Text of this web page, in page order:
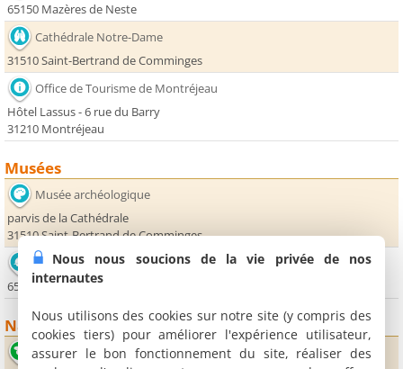
65150 Mazères de Neste
Cathédrale Notre-Dame
31510 Saint-Bertrand de Comminges
Office de Tourisme de Montréjeau
Hôtel Lassus - 6 rue du Barry
31210 Montréjeau
Musées
Musée archéologique
parvis de la Cathédrale
31510 Saint-Bertrand de Comminges
Grottes de Gargas
65660 Aventignan
Nature
Lac d'Aventignan
Nous nous soucions de la vie privée de nos
internautes
Nous utilisons des cookies sur notre site (y compris des
cookies tiers) pour améliorer l'expérience utilisateur,
assurer le bon fonctionnement du site, réaliser des